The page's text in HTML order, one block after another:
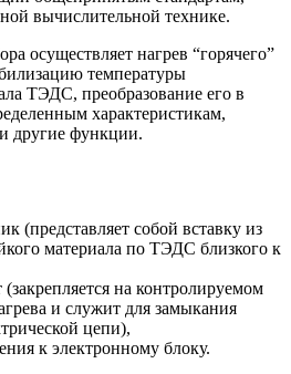
вычислительной технике.
осуществляет нагрев “горячего”
температуры
ТЭДС, преобразование его в
характеристикам,
другие функции.
(представляет собой вставку из
материала по ТЭДС близкого к
на контролируемом
и служит для замыкания
цепи),
к электронному блоку.